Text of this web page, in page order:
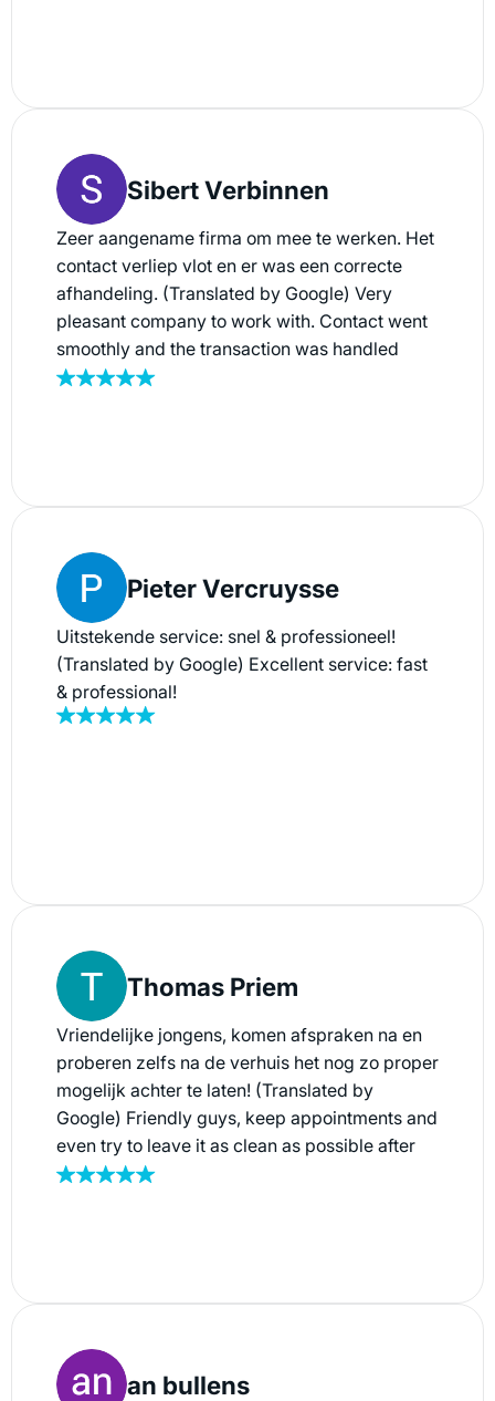
Sibert Verbinnen
Zeer aangename firma om mee te werken. Het
contact verliep vlot en er was een correcte
afhandeling. (Translated by Google) Very
pleasant company to work with. Contact went
smoothly and the transaction was handled
correctly.
Pieter Vercruysse
Uitstekende service: snel & professioneel!
(Translated by Google) Excellent service: fast
& professional!
Thomas Priem
Vriendelijke jongens, komen afspraken na en
proberen zelfs na de verhuis het nog zo proper
mogelijk achter te laten! (Translated by
Google) Friendly guys, keep appointments and
even try to leave it as clean as possible after
the move!
an bullens